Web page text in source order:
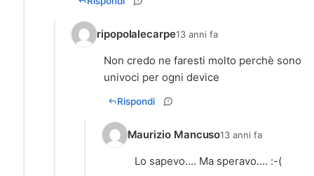
ripopolalecarpe13 anni fa
Non credo ne faresti molto perchè sono
univoci per ogni device
Rispondi
Maurizio Mancuso13 anni fa
Lo sapevo.... Ma speravo.... :-(